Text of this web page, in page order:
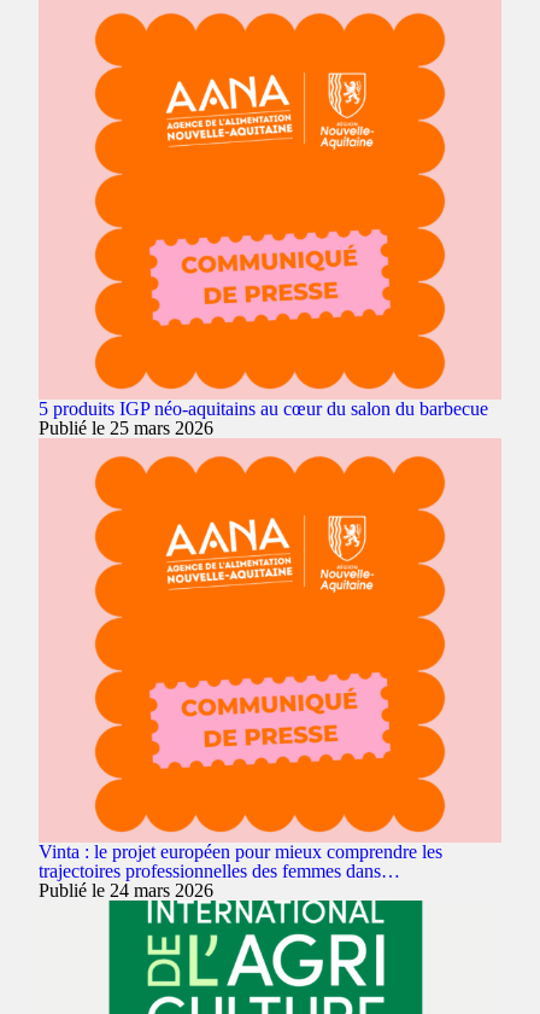
5 produits IGP néo-aquitains au cœur du salon du barbecue
Publié le 25 mars 2026
Vinta : le projet européen pour mieux comprendre les
trajectoires professionnelles des femmes dans…
Publié le 24 mars 2026